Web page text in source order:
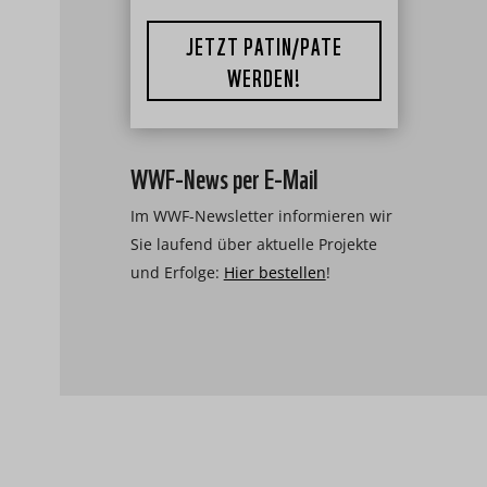
JETZT PATIN/PATE
WERDEN!
WWF-News per E-Mail
Im WWF-Newsletter informieren wir
Sie laufend über aktuelle Projekte
und Erfolge: Hier bestellen!